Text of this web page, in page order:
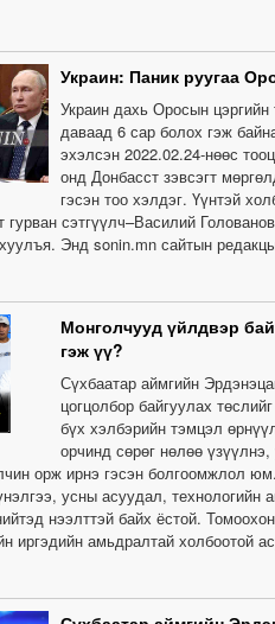
Украин: Паник руугаа
Украин дахь Оросын
даваад 6 сар болох гэж
эхэлсэн 2022.02.24-нөөс
онд Донбасст зэвсэгт
гэсэн тоо хэлдэг. Үүнтэй
гурван сэтгүүлч–Василий
Энд sonin.mn сайтын
Монголчууд үйлдвэр
гэж үү?
Сүхбаатар аймгийн
цогцолбор байгуулах
бүх хэлбэрийн тэмцэл
орчинд сөрөг нөлөө
орж ирнэ гэсэн болгоомжлол
усны асуудал, технологийн
нээлттэй байх ёстой.
иргэдийн амьдралтай холбоотой